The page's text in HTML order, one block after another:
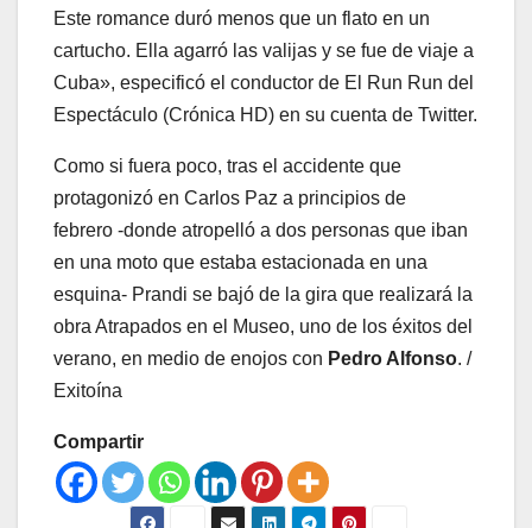
Este romance duró menos que un flato en un
cartucho. Ella agarró las valijas y se fue de viaje a
Cuba», especificó el conductor de El Run Run del
Espectáculo (Crónica HD) en su cuenta de Twitter.
Como si fuera poco, tras el accidente que
protagonizó en Carlos Paz a principios de
febrero -donde atropelló a dos personas que iban
en una moto que estaba estacionada en una
esquina- Prandi se bajó de la gira que realizará la
obra Atrapados en el Museo, uno de los éxitos del
verano, en medio de enojos con Pedro Alfonso. /
Exitoína
Compartir